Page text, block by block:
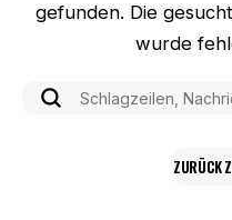
gefunden. Die
wurde
ZURÜCK